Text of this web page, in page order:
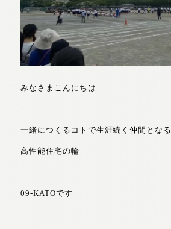
みなさまこんにちは
一緒につくるコトで生涯続く仲間となる
高性能住宅の輪
09-KATOです